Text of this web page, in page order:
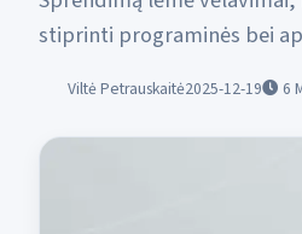
stiprinti programinės bei
Viltė Petrauskaitė2025-12-19 6